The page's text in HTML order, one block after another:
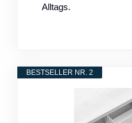
Alltags.
BESTSELLER NR. 2